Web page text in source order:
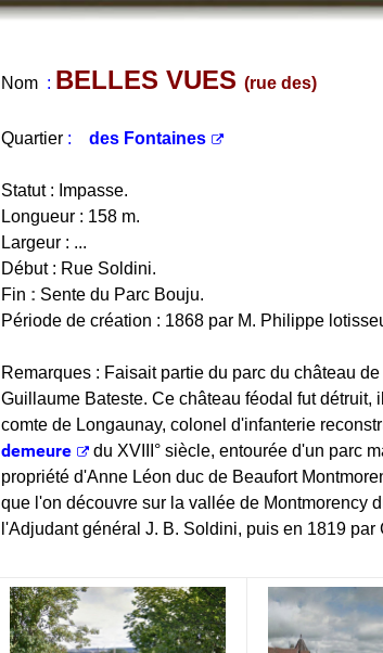
Nom : BELLES VUES (rue des)
Quartier : des Fontaines
Statut : Impasse.
Longueur : 158 m.
Largeur : ...
Début : Rue Soldini.
Fin : Sente du Parc Bouju.
Période de création : 1868 par M. Philippe
Remarques : Faisait partie du parc du château
Guillaume Bateste. Ce château féodal fut
comte de Longaunay, colonel d'infanterie
demeure
du XVIII° siècle, entourée d'un parc
propriété d'Anne Léon duc de Beaufort
que l'on découvre sur la vallée de Montmorency
l'Adjudant général J. B. Soldini, puis en 1819